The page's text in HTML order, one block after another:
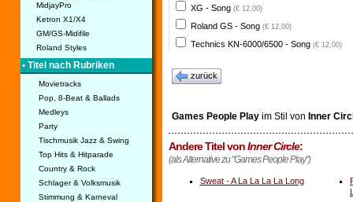
MidjayPro
Ketron X1/X4
GM/GS-Midifile
Roland Styles
• Titel nach Rubriken
Movietracks
Pop, 8-Beat & Ballads
Medleys
Party
Tischmusik Jazz & Swing
Top Hits & Hitparade
Country & Rock
Schlager & Volksmusik
Stimmung & Karneval
XG - Song (€ 12,00)
Roland GS - Song (€ 12,00)
Technics KN-6000/6500 - Song (€ 12,00)
zurück
Games People Playim Stil von Inner
Andere Titel vonInner Circle:
(als Alternative zu "Games People Play")
Sweat - A La La La La Long